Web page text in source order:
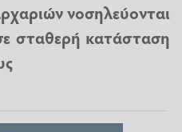
νοσηλεύονται
σταθερή κατάσταση